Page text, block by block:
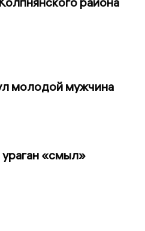
молодой мужчина
«смыл»